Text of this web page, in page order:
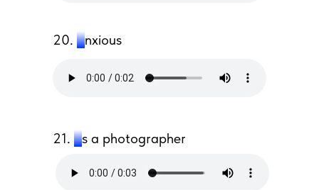
20. anxious
21. as a photographer